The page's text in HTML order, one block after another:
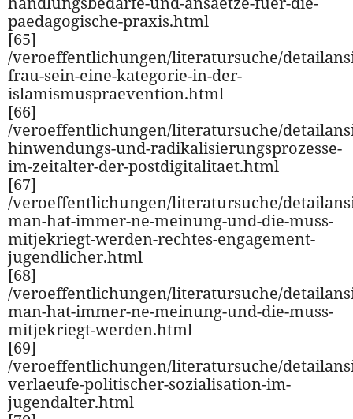
paedagogische-praxis.html
[65]
/veroeffentlichungen/literatursuche/
frau-sein-eine-kategorie-in-der-
islamismuspraevention.html
[66]
/veroeffentlichungen/literatursuche/
hinwendungs-und-radikalisierungsprozesse-
im-zeitalter-der-postdigitalitaet.html
[67]
/veroeffentlichungen/literatursuche/
man-hat-immer-ne-meinung-und-die-muss-
mitjekriegt-werden-rechtes-engagement-
jugendlicher.html
[68]
/veroeffentlichungen/literatursuche/
man-hat-immer-ne-meinung-und-die-muss-
mitjekriegt-werden.html
[69]
/veroeffentlichungen/literatursuche/
verlaeufe-politischer-sozialisation-im-
jugendalter.html